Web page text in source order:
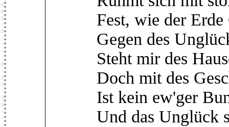
Fest, wie der
Gegen des
Steht mir des
Doch mit des
Ist kein ew'ger
Und das Unglück